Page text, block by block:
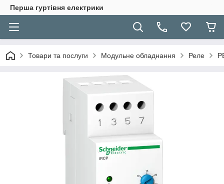
Перша гуртівня електрики
Товари та послуги Модульне обладнання Реле